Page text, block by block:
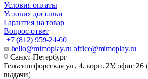
Условия оплаты
Условия доставки
Гарантия на товар
Вопрос-ответ
+7 (812) 959-24-60
hello@mimoplay.ru office@mimoplay.ru
Санкт-Петербург
Гельсингфорсская ул., 4, корп. 2У, офис 26
выдачи)